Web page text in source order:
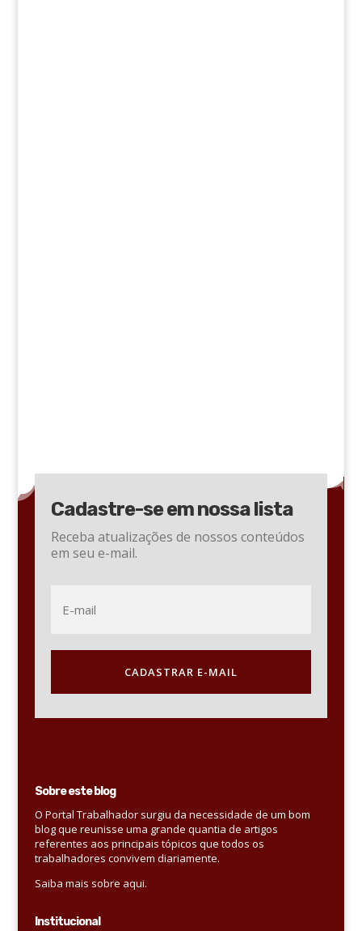
Cadastre-se em nossa lista
Receba atualizações de nossos conteúdos
em seu e-mail.
CADASTRAR E-MAIL
Sobre este blog
O Portal Trabalhador surgiu da necessidade de um bom
blog que reunisse uma grande quantia de artigos
referentes aos principais tópicos que todos os
trabalhadores convivem diariamente.
Saiba mais sobre aqui.
Institucional